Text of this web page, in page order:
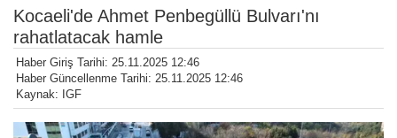
Kocaeli'de Ahmet Penbegüllü Bulvarı'nı
rahatlatacak hamle
Haber Giriş Tarihi: 25.11.2025 12:46
Haber Güncellenme Tarihi: 25.11.2025 12:46
Kaynak: IGF